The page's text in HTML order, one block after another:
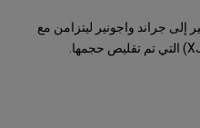
واجونير إلى جراند واجونير ليتزامن مع